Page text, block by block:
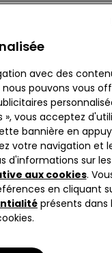
de plage
avec des
pouvons vous
», vous acceptez
bannière en
votre navigation et
d'informations sur les
aux cookies.
en cliquant
présents dans